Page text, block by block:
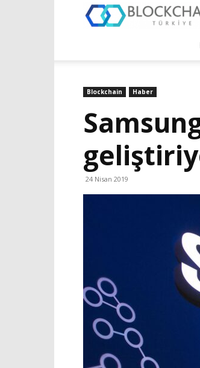
Blockchain Haber
24 Nisan 2019